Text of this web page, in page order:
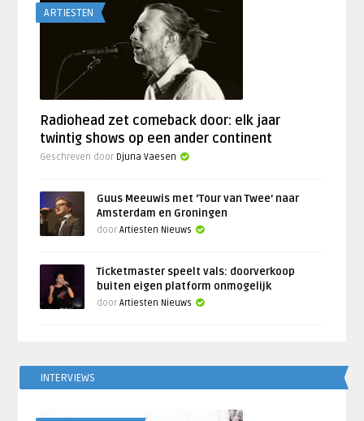
ARTIESTEN
Radiohead zet comeback door: elk jaar
twintig shows op een ander continent
Geschreven door Djuna Vaesen
Guus Meeuwis met ‘Tour van Twee’ naar
Amsterdam en Groningen
doorArtiesten Nieuws
Ticketmaster speelt vals: doorverkoop
buiten eigen platform onmogelijk
doorArtiesten Nieuws
INTERVIEWS